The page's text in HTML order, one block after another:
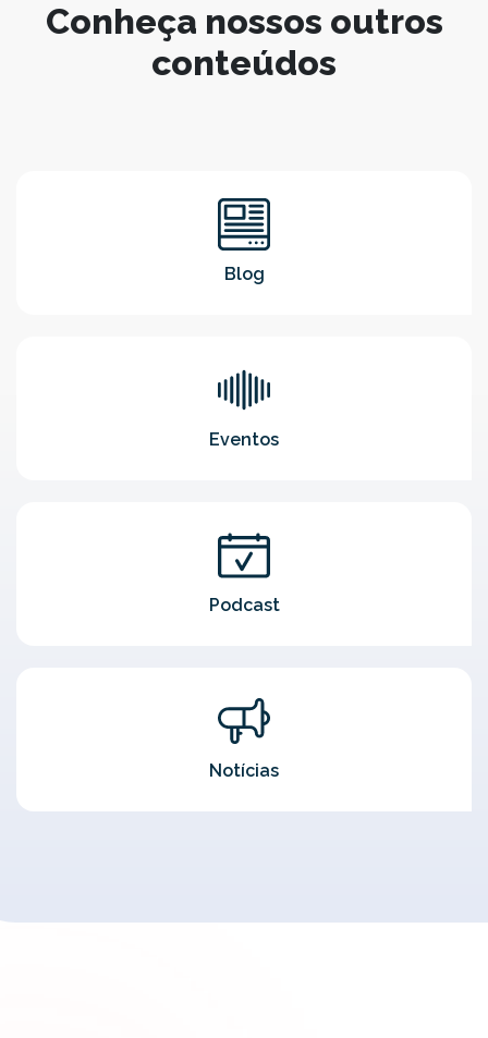
Conheça nossos outros
conteúdos
Blog
Eventos
Podcast
Notícias